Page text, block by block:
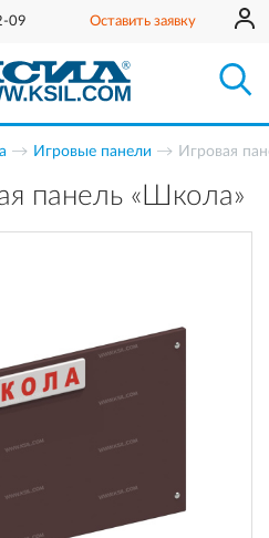
09 Оставить заявку
Игровые панели Игровая
панель «Школа»